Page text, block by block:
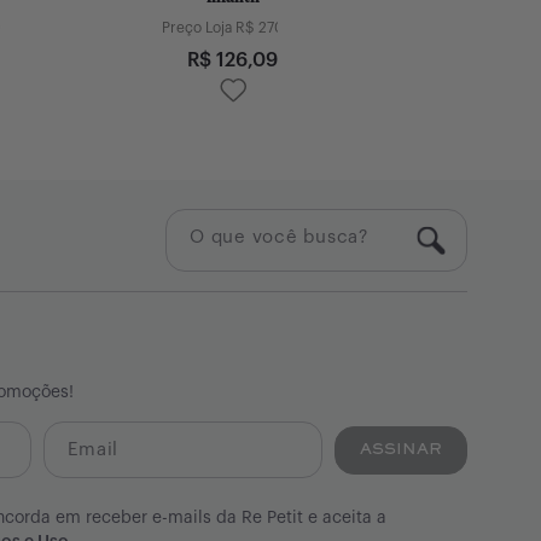
Preço Loja R$ 270,00
R$ 126,09
ASSINAR
em receber e-mails da Re Petit e aceita a